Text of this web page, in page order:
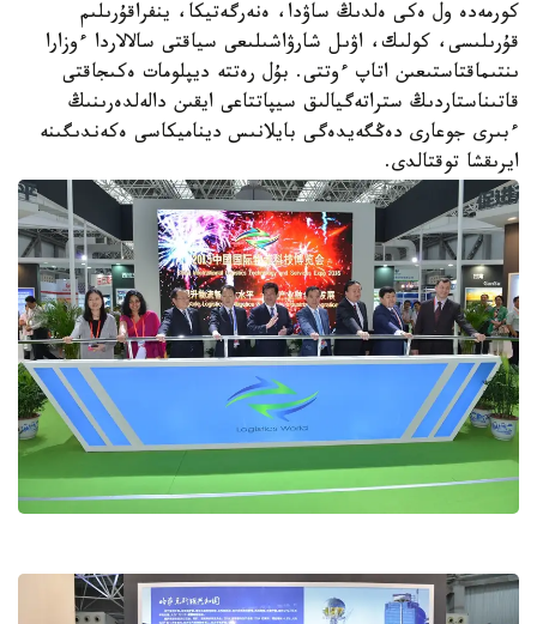
كورمەدە ول ەكى ەلدىڭ ساۋدا، ەنەرگەتيكا، ينفراقۇرىلىم
قۇرىلىسى، كولىك، اۋىل شارۋاشىلىعى سياقتى سالالاردا ءوزارا
ىنتىماقتاستىعىن اتاپ ءوتتى. بۇل رەتتە ديپلومات ەكىجاقتى
قاتىناستاردىڭ ستراتەگيالىق سيپاتتاعى ايقىن دالەلدەرىنىڭ
ءبىرى جوعارى دەڭگەيدەگى بايلانىس ديناميكاسى ەكەندىگىنە
ايرىقشا توقتالدى.